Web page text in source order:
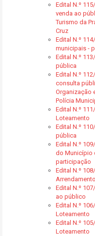
Edital N.º
venda ao
Turismo da
Cruz
Edital N.º
municipais -
Edital N.º
pública
Edital N.º
consulta
Organização
Polícia
Edital N.º
Loteamento
Edital N.º
pública
Edital N.º
do Município
participação
Edital N.º
Edital N.º
ao público
Edital N.º
Loteamento
Edital N.º
Loteamento